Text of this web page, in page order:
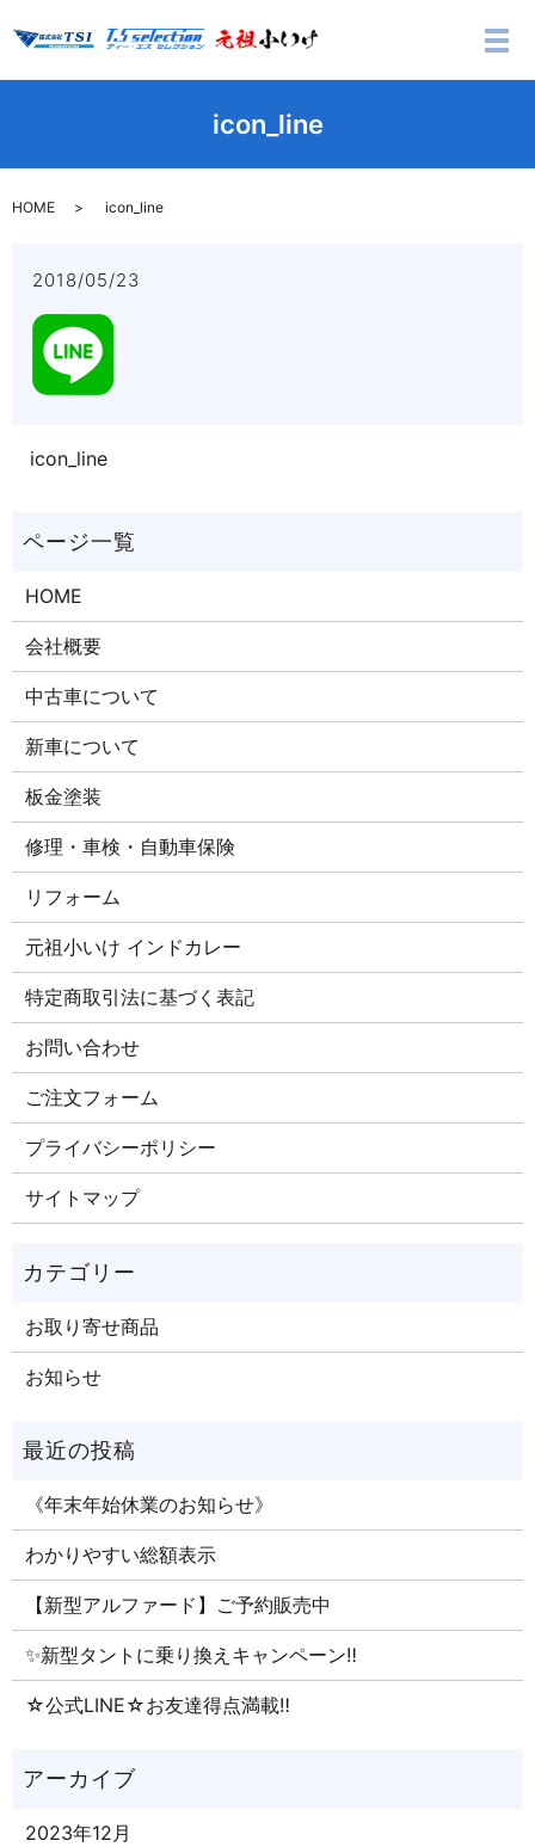
メ
icon_line
HOME icon_line
2018/05/23
icon_line
HOME
会社概要
中古車について
新車について
板金塗装
修理・車検・自動車保険
リフォーム
元祖小いけ インドカレー
特定商取引法に基づく表記
お問い合わせ
ご注文​フォーム
プライバシーポリシー
サイトマップ
お取り寄せ商品
お知らせ
《年末年始休業のお知らせ》
わかりやすい総額表示
【新型アルファード】ご予約販売中
✨新型タントに乗り換えキャンペーン‼
☆公式LINE☆お友達得点満載‼
2023年12月